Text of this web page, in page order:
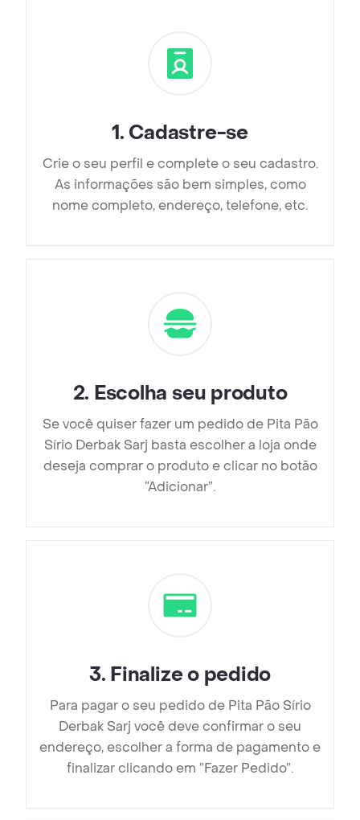
1. Cadastre-se
Crie o seu perfil e complete o seu cadastro.
As informações são bem simples, como
nome completo, endereço, telefone, etc.
2. Escolha seu produto
Se você quiser fazer um pedido de Pita Pão
Sírio Derbak Sarj basta escolher a loja onde
deseja comprar o produto e clicar no botão
“Adicionar”.
3. Finalize o pedido
Para pagar o seu pedido de Pita Pão Sírio
Derbak Sarj você deve confirmar o seu
endereço, escolher a forma de pagamento e
finalizar clicando em ”Fazer Pedido”.